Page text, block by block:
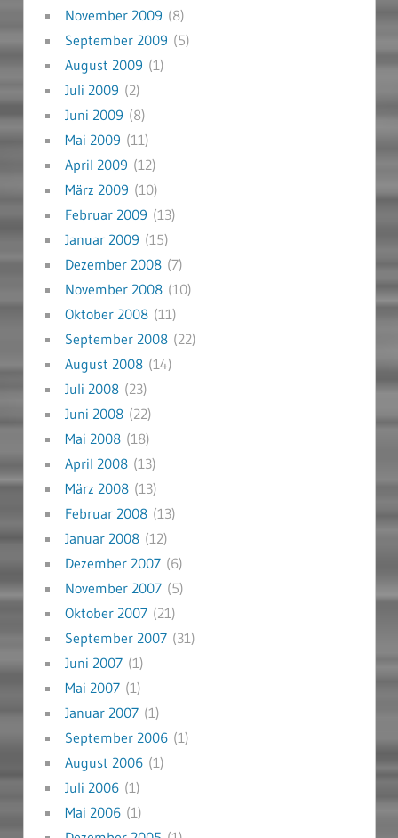
November 2009 (8)
September 2009 (5)
August 2009 (1)
Juli 2009 (2)
Juni 2009 (8)
Mai 2009 (11)
April 2009 (12)
März 2009 (10)
Februar 2009 (13)
Januar 2009 (15)
Dezember 2008(7)
November 2008(10)
Oktober 2008(11)
September 2008(22)
August 2008(14)
Juli 2008(23)
Juni 2008(22)
Mai 2008(18)
April 2008(13)
März 2008(13)
Februar 2008(13)
Januar 2008(12)
Dezember 2007(6)
November 2007(5)
Oktober 2007(21)
September 2007(31)
Juni 2007(1)
Mai 2007(1)
Januar 2007(1)
September 2006(1)
August 2006(1)
Juli 2006(1)
Mai 2006(1)